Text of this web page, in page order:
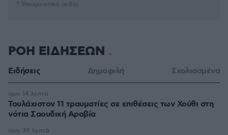
* Υποχρεωτικά πεδία
ΡΟΗ ΕΙΔΗΣΕΩΝ
Ειδήσεις Δημοφιλή Σχολιασμένα
Τουλάχιστον 11 τραυματίες σε επιθέσεις των Χούθι στη
νότια Σαουδική Αραβία
πριν 14 λεπτά
πριν 39 λεπτά